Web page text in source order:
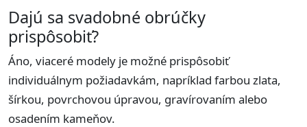
Dajú sa svadobné obrúčky
prispôsobiť?
Áno, viaceré modely je možné prispôsobiť
individuálnym požiadavkám, napríklad farbou zlata,
šírkou, povrchovou úpravou, gravírovaním alebo
osadením kameňov.